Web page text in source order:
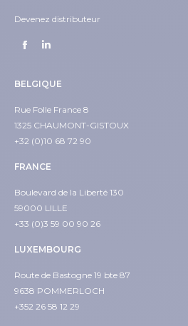
Devenez distributeur
BELGIQUE
Rue Folle France 8
1325 CHAUMONT-GISTOUX
+32 (0)10 68 72 90
FRANCE
Boulevard de la Liberté 130
59000 LILLE
+33 (0)3 59 00 90 26
LUXEMBOURG
Route de Bastogne 19 bte 87
9638 POMMERLOCH
+352 26 58 12 29